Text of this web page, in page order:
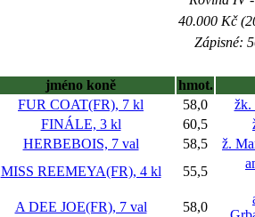
40.000 Kč
Zápisné:
jméno koně
hmot.
FUR COAT(FR), 7 kl 58,0
žk.
FINÁLE, 3 kl 60,5
HERBEBOIS, 7 val 58,5
ž.
MISS REEMEYA(FR), 4 kl 55,5
A DEE JOE(FR), 7 val 58,0